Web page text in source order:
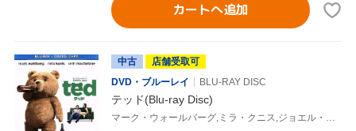
カートへ追加
中古
店舗受取可
DVD・ブルーレイ
BLU-RAY DISC
テッド(Blu-ray Disc)
マーク・ウォールバーグ,ミラ・クニス,ジョエル・マクヘイル,セス・マクファーレン(監督、声優)